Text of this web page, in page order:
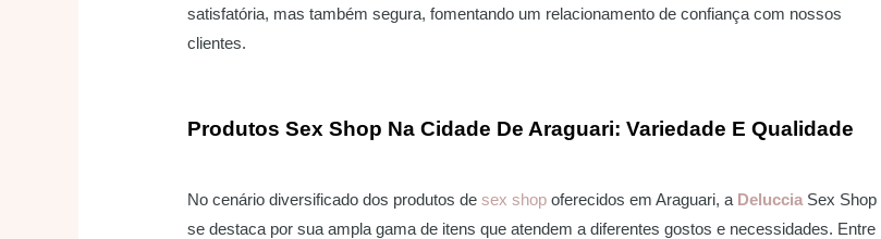
satisfatória, mas também segura, fomentando um relacionamento de confiança com nossos
clientes.
Produtos Sex Shop Na Cidade De Araguari: Variedade E Qualidade
No cenário diversificado dos produtos desex shop oferecidos em Araguari, a Deluccia Sex Shop
se destaca por sua ampla gama de itens que atendem a diferentes gostos e necessidades. Entre